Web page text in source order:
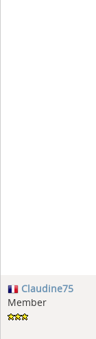
Claudine75
Member